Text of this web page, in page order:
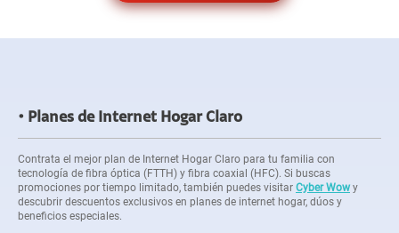
Planes de Internet Hogar Claro
Contrata el mejor plan de Internet Hogar Claro para tu familia con
tecnología de fibra óptica (FTTH) y fibra coaxial (HFC). Si buscas
promociones por tiempo limitado, también puedes visitar Cyber Wowy
descubrir descuentos exclusivos en planes de internet hogar, dúos y
beneficios especiales.